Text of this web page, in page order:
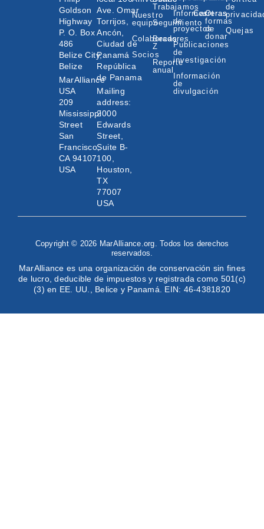
Goldson
Highway
P. O. Box
486
Belize City,
Belize
MarAlliance
USA
209
Mississippi
Street
San
Francisco,
CA 94107
USA
Ave. Omar
Torrijos,
Ancón,
Ciudad de
Panamá
República
de Panama
Mailing
address:
2000
Edwards
Street,
Suite B-
100,
Houston,
TX
77007
USA
Nuestro
equipo
Colaboradores
Socios
Trabajamos
Seguimiento
Becas
Z
Reporte
anual
Informes
de
proyectos
Publicaciones
de
investigación
Información
de
divulgación
Carreras
Otras
formas
de
donar
de
Quejas
Copyright © 2026 MarAlliance.org. Todos los derechos
reservados.
MarAlliance es una organización de conservación sin fines
de lucro, deducible de impuestos y registrada como 501(c)
(3) en EE. UU., Belice y Panamá. EIN: 46-4381820